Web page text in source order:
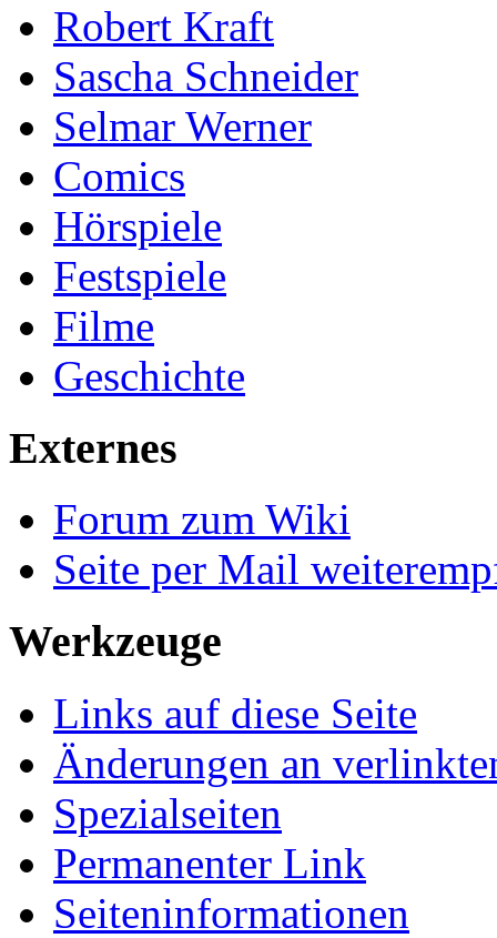
Robert Kraft
Sascha Schneider
Selmar Werner
Comics
Hörspiele
Festspiele
Filme
Geschichte
Externes
Forum zum Wiki
Seite per Mail
Werkzeuge
Links auf diese Seite
Änderungen an
Spezialseiten
Permanenter Link
Seiten­informationen